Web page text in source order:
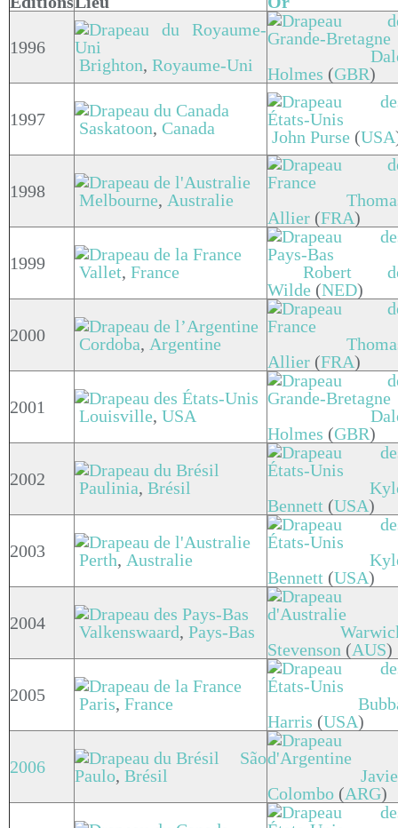
1996
Brighton, Royaume-Uni
Holmes (GBR)
1997 Saskatoon, Canada John Purse (USA
1998 Melbourne, Australie
Allier (FRA)
1999 Vallet, France
Robert
Wilde (NED)
2000 Cordoba, Argentine
Allier (FRA)
2001 Louisville, USA
Holmes (GBR)
2002 Paulinia, Brésil
Bennett (USA)
2003 Perth, Australie
Bennett (USA)
2004 Valkenswaard, Pays-Bas
Stevenson (AUS)
2005 Paris, France
Harris (USA)
2006
São
Paulo, Brésil
Colombo (ARG)